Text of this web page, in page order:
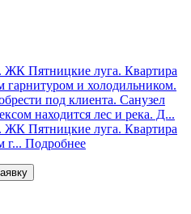
Пятницкие луга. Квартира
и холодильником.
под клиента. Санузел
находится лес и река. Д...
Пятницкие луга. Квартира
г... Подробнее